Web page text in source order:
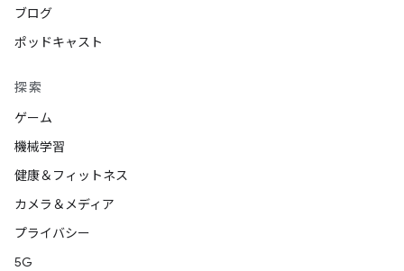
ブログ
ポッドキャスト
探索
ゲーム
機械学習
健康＆フィットネス
カメラ＆メディア
プライバシー
5G